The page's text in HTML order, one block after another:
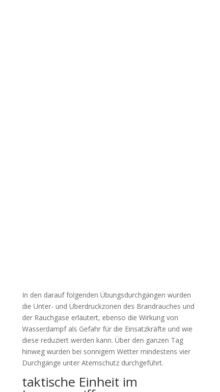
In den darauf folgenden Übungsdurchgängen wurden
die Unter- und Überdruckzonen des Brandrauches und
der Rauchgase erläutert, ebenso die Wirkung von
Wasserdampf als Gefahr für die Einsatzkräfte und wie
diese reduziert werden kann. Über den ganzen Tag
hinweg wurden bei sonnigem Wetter mindestens vier
Durchgänge unter Atemschutz durchgeführt.
taktische Einheit im